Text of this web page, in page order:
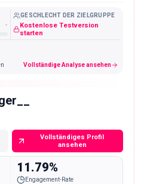
-
GESCHLECHT DER ZIELGRUPPE
Kostenlose Testversion
starten
Vollständige Analyse ansehen
Vollständiges Profil
ansehen
11.79%
Engagement-Rate